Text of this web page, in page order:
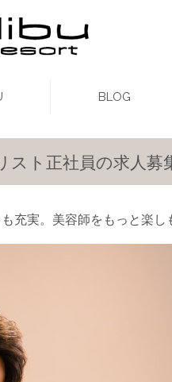
BLOG
スト正社員の求人募
充実。美容師をもっと楽し